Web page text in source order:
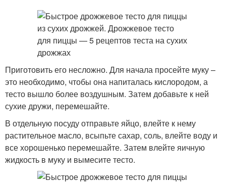
Приготовить его несложно. Для начала просейте муку –
это необходимо, чтобы она напиталась кислородом, а
тесто вышло более воздушным. Затем добавьте к ней
сухие дружи, перемешайте.
В отдельную посуду отправьте яйцо, влейте к нему
растительное масло, всыпьте сахар, соль, влейте воду и
все хорошенько перемешайте. Затем влейте яичную
жидкость в муку и вымесите тесто.